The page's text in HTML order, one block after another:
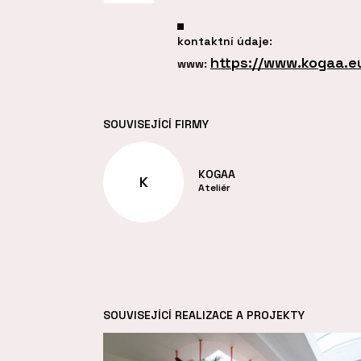
kontaktní údaje:
www: https://
SOUVISEJÍCÍ FIRMY
K KOGAA
Ateliér
SOUVISEJÍCÍ REALIZACE A PROJEKTY